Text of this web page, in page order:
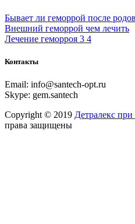
Бывает ли геморрой после родов
Внешний геморрой чем лечить
Лечение геморроя 3 4
Контакты
Email: info@santech-opt.ru
Skype: gem.santech
Copyright © 2019 Детралекс
права защищены